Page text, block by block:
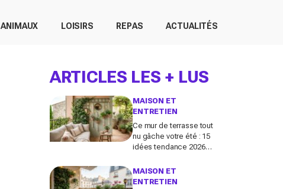
ANIMAUX LOISIRS REPAS ACTUALITÉS
ARTICLES LES + LUS
MAISON ET
ENTRETIEN
Ce mur de terrasse tout
nu gâche votre été : 15
idées tendance 2026
véritable pièce à vivre
MAISON ET
ENTRETIEN